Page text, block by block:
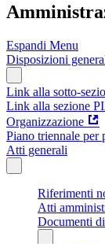
Espandi Menu
Disposizioni
Link alla sotto-
Link alla sezione
Organizzazione
Piano triennale per
Atti generali
Riferimenti
Atti
Documenti